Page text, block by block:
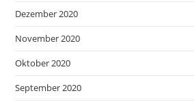
Dezember 2020
November 2020
Oktober 2020
September 2020